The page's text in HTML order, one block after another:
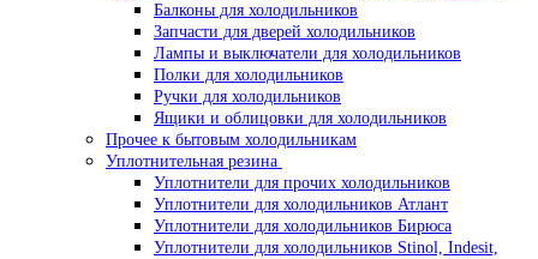
Балконы для холодильников
Запчасти для дверей холодильников
Лампы и выключатели для холодильников
Полки для холодильников
Ручки для холодильников
Ящики и облицовки для холодильников
Прочее к бытовым холодильникам
Уплотнительная резина
Уплотнители для прочих холодильников
Уплотнители для холодильников Атлант
Уплотнители для холодильников Бирюса
Уплотнители для холодильников Stinol, Indesit,